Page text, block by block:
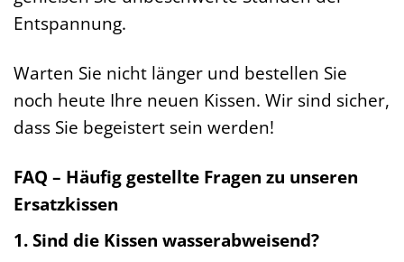
Entspannung.
Warten Sie nicht länger und bestellen Sie
noch heute Ihre neuen Kissen. Wir sind sicher,
dass Sie begeistert sein werden!
FAQ – Häufig gestellte Fragen zu unseren
Ersatzkissen
1. Sind die Kissen wasserabweisend?